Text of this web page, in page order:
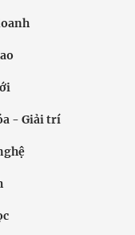
- Giải trí